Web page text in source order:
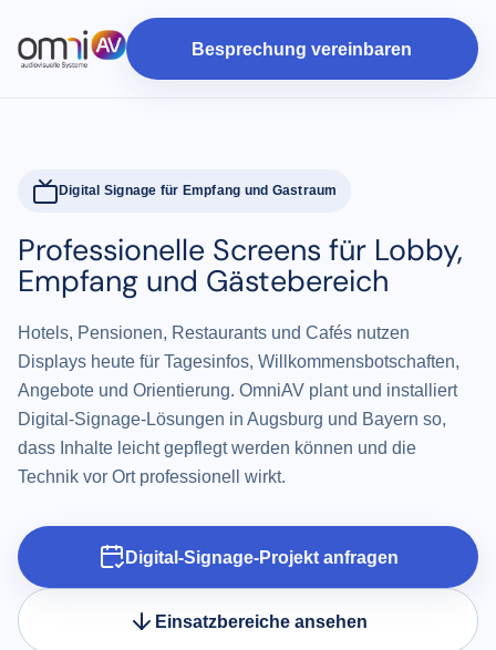
Besprechung vereinbaren
Digital Signage für Empfang und Gastraum
Professionelle Screens für Lobby,
Empfang und Gästebereich
Hotels, Pensionen, Restaurants und Cafés nutzen
Displays heute für Tagesinfos, Willkommensbotschaften,
Angebote und Orientierung. OmniAV plant und installiert
Digital-Signage-Lösungen in Augsburg und Bayern so,
dass Inhalte leicht gepflegt werden können und die
Technik vor Ort professionell wirkt.
Digital-Signage-Projekt anfragen
Einsatzbereiche ansehen